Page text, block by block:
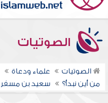
الصوتيات
الصوتيات علماء ودعاة
من أين نبدأ؟
سعيد بن مسفر